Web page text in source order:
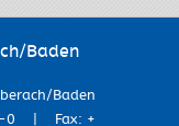
Baden
Baden
0 | Fax: +